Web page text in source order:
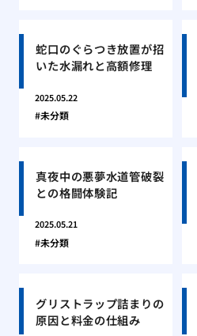
蛇口のぐらつき放置が招
いた水漏れと高額修理
2025.05.22
未分類
真夜中の悪夢水道管破裂
との格闘体験記
2025.05.21
未分類
グリストラップ詰まりの
原因と料金の仕組み